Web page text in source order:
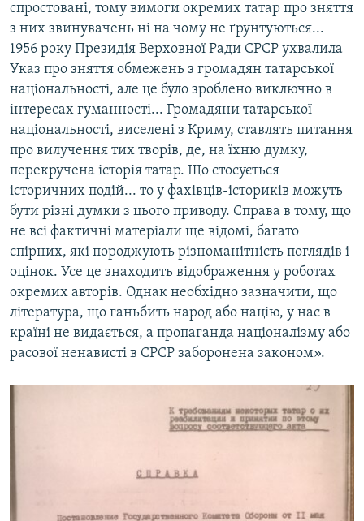
спростовані, тому вимоги окремих татар про зняття
з них звинувачень ні на чому не ґрунтуються...
1956 року Президія Верховної Ради СРСР ухвалила
Указ про зняття обмежень з громадян татарської
національності, але це було зроблено виключно в
інтересах гуманності... Громадяни татарської
національності, виселені з Криму, ставлять питання
про вилучення тих творів, де, на їхню думку,
перекручена історія татар. Що стосується
історичних подій... то у фахівців-істориків можуть
бути різні думки з цього приводу. Справа в тому, що
не всі фактичні матеріали ще відомі, багато
спірних, які породжують різноманітність поглядів і
оцінок. Усе це знаходить відображення у роботах
окремих авторів. Однак необхідно зазначити, що
література, що ганьбить народ або націю, у нас в
країні не видається, а пропаганда націоналізму або
расової ненависті в СРСР заборонена законом».